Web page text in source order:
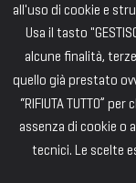
all'uso di cookie e
Usa il tasto
alcune finalità,
quello già prestato
“RIFIUTA TUTTO”
assenza di cookie
tecnici. Le scelte